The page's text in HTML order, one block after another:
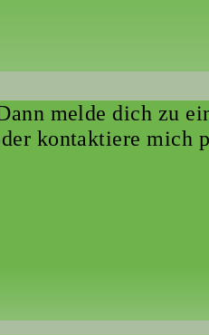
melde dich zu
kontaktiere mich